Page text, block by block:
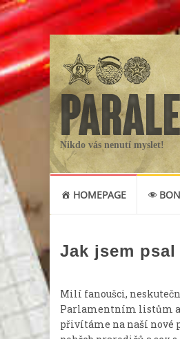
Nikdo vás nenutí myslet!
content
HOMEPAGE
Jak jsem
Milí fanoušci,
Parlamentním listům a
přivítáme na naší nové